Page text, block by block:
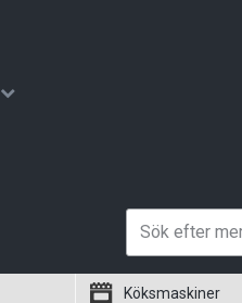
Köksmaskiner